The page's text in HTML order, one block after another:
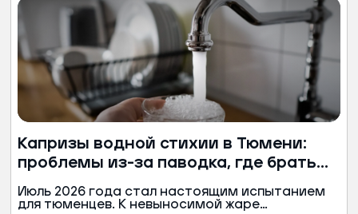
Капризы водной стихии в Тюмени:
проблемы из-за паводка, где брать
воду, что будет дальше
Июль 2026 года стал настоящим испытанием
для тюменцев. К невыносимой жаре